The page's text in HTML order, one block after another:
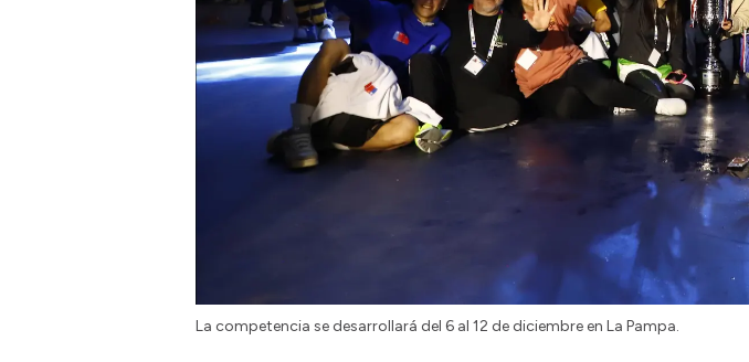
La competencia se desarrollará del 6 al 12 de diciembre en La Pampa.